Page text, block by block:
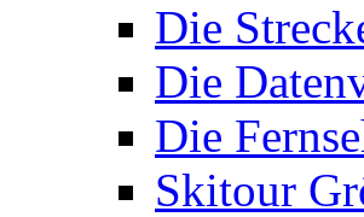
Die
Die
Die
Skitour